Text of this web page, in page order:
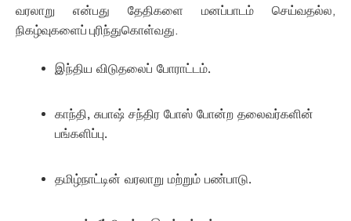
வரலாறு என்பது தேதிகளை மனப்பாடம் செய்வதல்ல,
நிகழ்வுகளைப் புரிந்துகொள்வது.
இந்திய விடுதலைப் போராட்டம்.
காந்தி, சுபாஷ் சந்திர போஸ் போன்ற தலைவர்களின்
பங்களிப்பு.
தமிழ்நாட்டின் வரலாறு மற்றும் பண்பாடு.